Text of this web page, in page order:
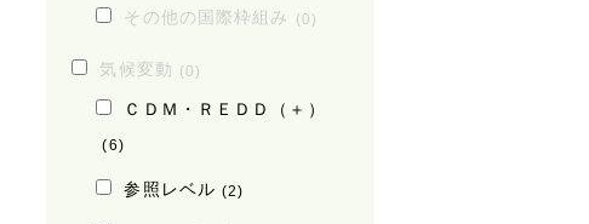
その他の国際枠組み (0)
気候変動 (0)
ＣＤＭ・ＲＥＤＤ（＋）
(6)
参照レベル (2)